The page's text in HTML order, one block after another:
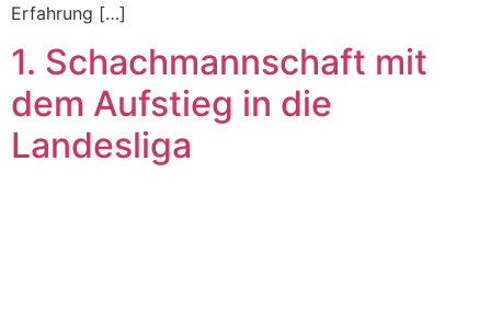
Erfahrung […]
1. Schachmannschaft mit
dem Aufstieg in die
Landesliga